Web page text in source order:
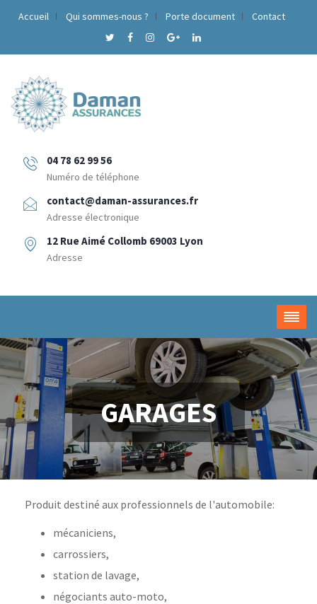
Accueil Qui sommes-nous ? Porte document Contact
04 78 62 99 56
Numéro de téléphone
contact@daman-assurances.fr
Adresse électronique
12 Rue Aimé Collomb 69003 Lyon
Adresse
GARAGES
Produit destiné aux professionnels de l'automobile:
mécaniciens,
carrossiers,
station de lavage,
négociants auto-moto,